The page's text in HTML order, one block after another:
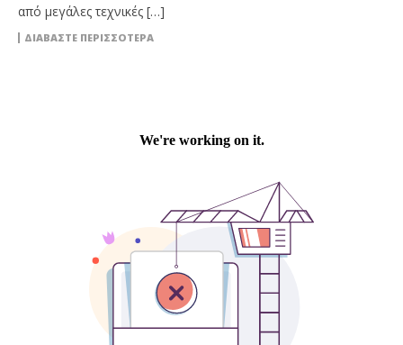
από μεγάλες τεχνικές […]
ΔΙΑΒΆΣΤΕ ΠΕΡΙΣΣΌΤΕΡΑ